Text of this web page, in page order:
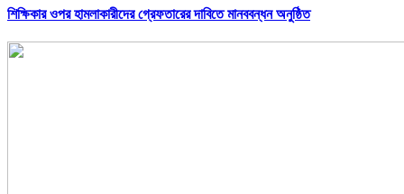
শিক্ষিকার ওপর হামলাকারীদের গ্রেফতারের দাবিতে মানববন্ধন অনুষ্ঠিত